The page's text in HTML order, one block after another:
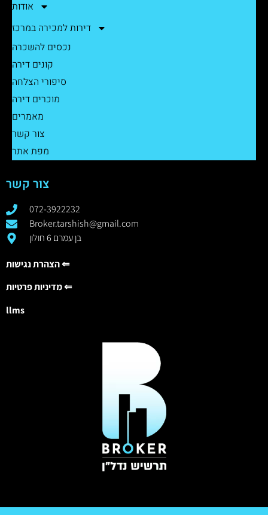
אודות
דירות למכירה במרכז
נכסים להשכרה
קונים דירה
סיפורי הצלחה
מוכרים דירה
מאמרים
צור קשר
מפת אתר
צור קשר
072-3922232
Broker.tarshish@gmail.com
בן עמרם 6 חולון
הצהרת נגישות ⇐
מדיניות פרטיות ⇐
llms